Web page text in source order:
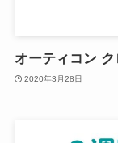
オーティコン
2020年3月28日